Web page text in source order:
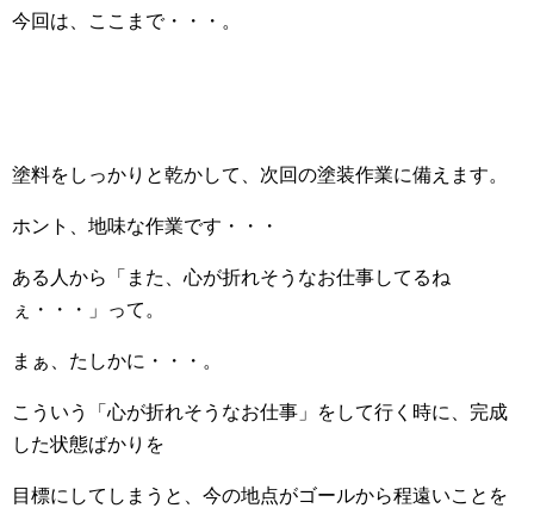
今回は、ここまで・・・。
塗料をしっかりと乾かして、次回の塗装作業に備えます。
ホント、地味な作業です・・・
ある人から「また、心が折れそうなお仕事してるね
ぇ・・・」って。
まぁ、たしかに・・・。
こういう「心が折れそうなお仕事」をして行く時に、完成
した状態ばかりを
目標にしてしまうと、今の地点がゴールから程遠いことを